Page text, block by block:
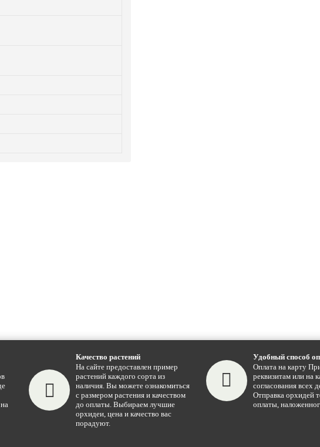
Качество растений
На сайте предоставлен пример
растений каждого сорта из
наличия. Вы можете ознакомиться
с размером растения и качеством
до оплаты. Выбираем лучшие
орхидеи, цена и качество вас
порадуют.
Удобный способ
Оплата на карту
реквизитам или на
согласования всех
Отправка орхидей
оплаты,